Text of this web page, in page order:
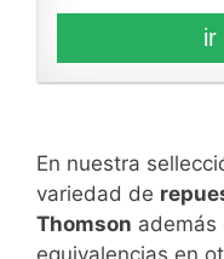
ir
En nuestra
variedad de
Thomson además